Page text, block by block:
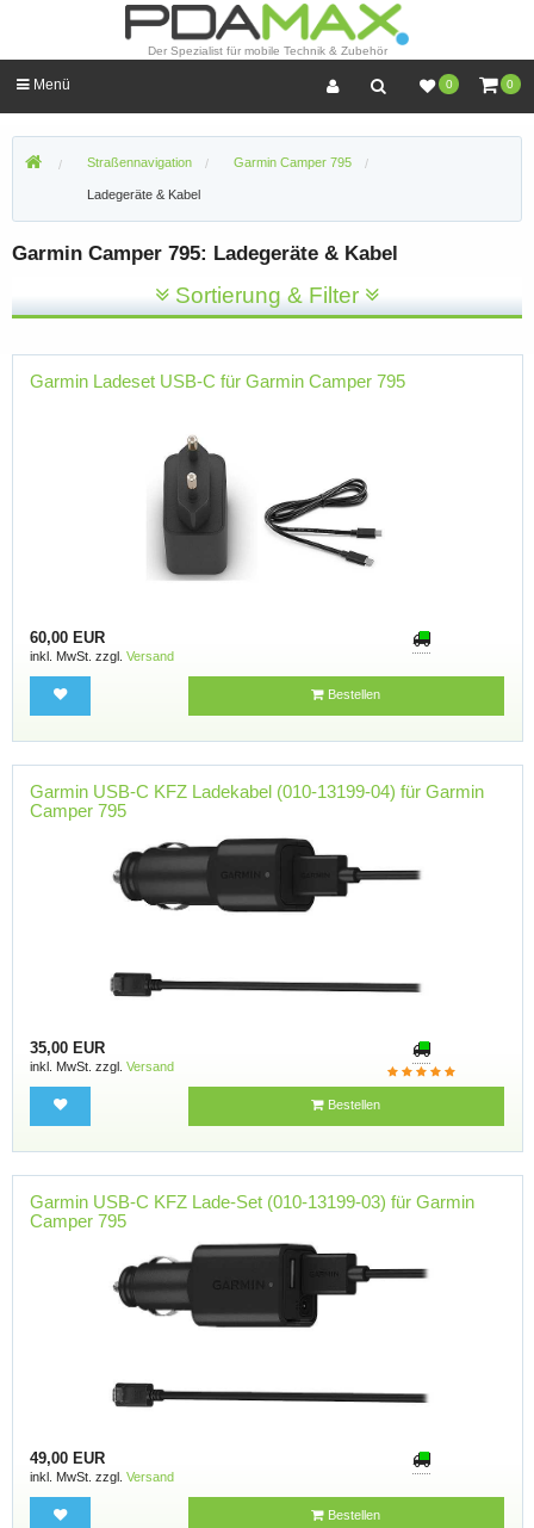
Der Spezialist für mobile Technik & Zubehör
0 0
Menü
Straßennavigation Garmin Camper 795
Ladegeräte & Kabel
Garmin Camper 795: Ladegeräte & Kabel
Sortierung & Filter
Garmin Ladeset USB-C für Garmin Camper 795
60,00 EUR
inkl. MwSt. zzgl. Versand
Bestellen
Garmin USB-C KFZ Ladekabel (010-13199-04) für Garmin
Camper 795
35,00 EUR
inkl. MwSt. zzgl. Versand
Bestellen
Garmin USB-C KFZ Lade-Set (010-13199-03) für Garmin
Camper 795
49,00 EUR
inkl. MwSt. zzgl. Versand
Bestellen